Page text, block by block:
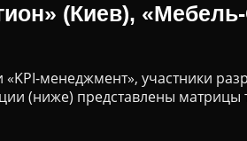
(Киев),
менеджмент», участники
(ниже) представлены матрицы